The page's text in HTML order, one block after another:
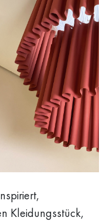
Kleidungsstück,